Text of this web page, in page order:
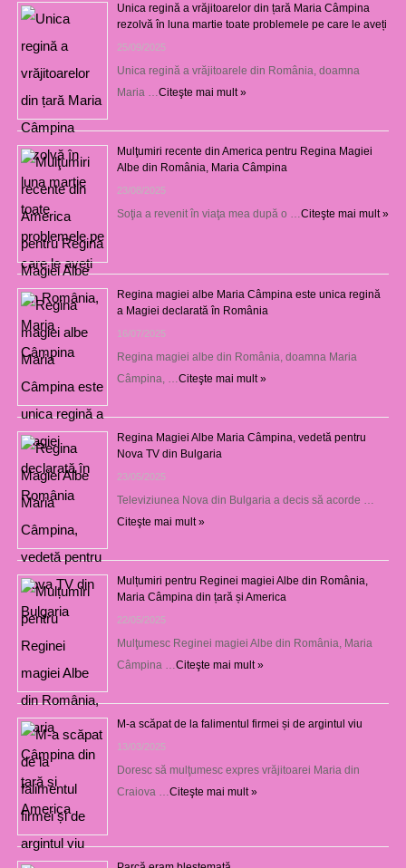
Unica regină a vrăjitoarelor din țară Maria Câmpina
rezolvă în luna martie toate problemele pe care le aveți
25/09/2025
Unica regină a vrăjitoarele din România, doamna
Maria … Citeşte mai mult »
Mulţumiri recente din America pentru Regina Magiei
Albe din România, Maria Câmpina
23/08/2025
Soţia a revenit în viaţa mea după o … Citeşte mai mult »
Regina magiei albe Maria Câmpina este unica regină
a Magiei declarată în România
16/07/2025
Regina magiei albe din România, doamna Maria
Câmpina, … Citeşte mai mult »
Regina Magiei Albe Maria Câmpina, vedetă pentru
Nova TV din Bulgaria
23/05/2025
Televiziunea Nova din Bulgaria a decis să acorde …
Citeşte mai mult »
Mulțumiri pentru Reginei magiei Albe din România,
Maria Câmpina din țară și America
22/05/2025
Mulţumesc Reginei magiei Albe din România, Maria
Câmpina … Citeşte mai mult »
M-a scăpat de la falimentul firmei și de argintul viu
13/03/2025
Doresc să mulţumesc expres vrăjitoarei Maria din
Craiova … Citeşte mai mult »